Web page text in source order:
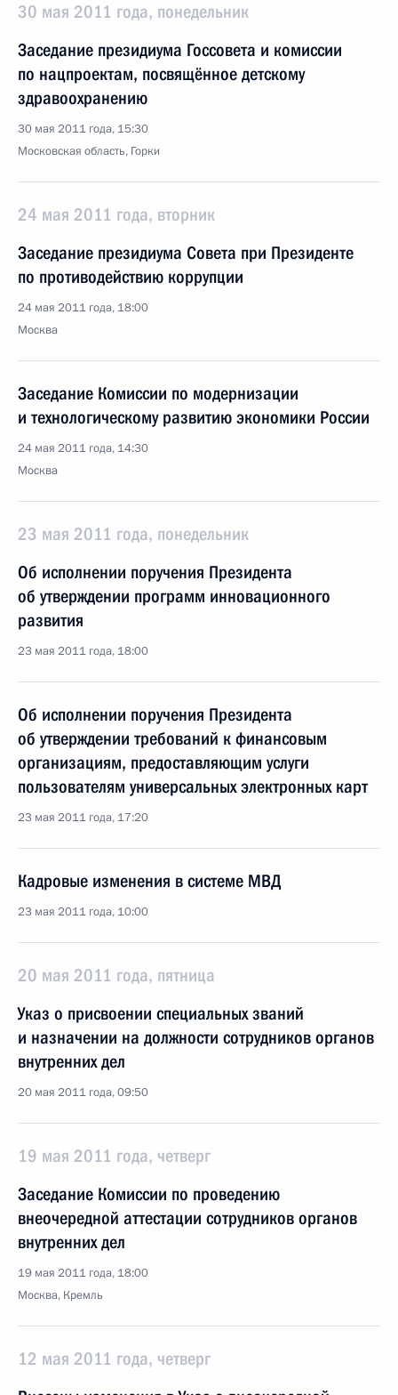
30 мая 2011 года, понедельник
Заседание президиума Госсовета и комиссии
по нацпроектам, посвящённое детскому
здравоохранению
30 мая 2011 года, 15:30
Московская область, Горки
24 мая 2011 года, вторник
Заседание президиума Совета при Президенте
по противодействию коррупции
24 мая 2011 года, 18:00
Москва
Заседание Комиссии по модернизации
и технологическому развитию экономики России
24 мая 2011 года, 14:30
Москва
23 мая 2011 года, понедельник
Об исполнении поручения Президента
об утверждении программ инновационного
развития
23 мая 2011 года, 18:00
Об исполнении поручения Президента
об утверждении требований к финансовым
организациям, предоставляющим услуги
пользователям универсальных электронных карт
23 мая 2011 года, 17:20
Кадровые изменения в системе МВД
23 мая 2011 года, 10:00
20 мая 2011 года, пятница
Указ о присвоении специальных званий
и назначении на должности сотрудников органов
внутренних дел
20 мая 2011 года, 09:50
19 мая 2011 года, четверг
Заседание Комиссии по проведению
внеочередной аттестации сотрудников органов
внутренних дел
19 мая 2011 года, 18:00
Москва, Кремль
12 мая 2011 года, четверг